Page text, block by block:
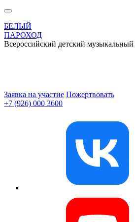
БЕЛЫЙ
ПАРОХОД
Всероссийский детский
Заявка на участие Пожертвовать
+7 (926) 000 3600